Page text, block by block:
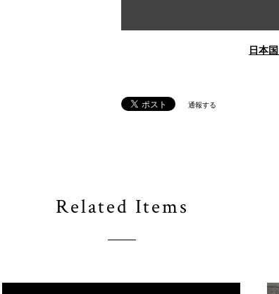
日本
通報する
Related Items